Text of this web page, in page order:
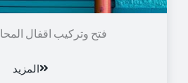
فتح وتركيب اقفال
المزيد